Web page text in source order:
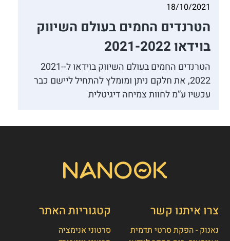
18/10/2021
הטרנדים החמים בעולם השיווק
בוידאו 2021-2022
הטרנדים החמים בעולם השיווק בוידאו ל-2021-
2022, את חלקם ניתן ומומלץ להתחיל ליישם כבר
עכשיו ע”מ לחוות צמיחה דיגיטלית
צרו איתנו קשר
נאנוק - הפקת סרטי תדמית
קטגוריות האתר
סרטוני אנימציה